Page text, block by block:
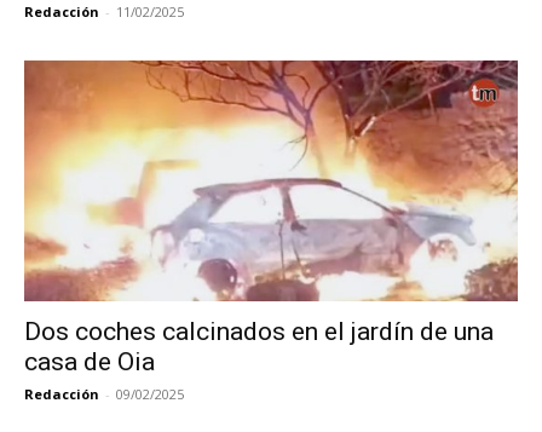
Redacción - 11/02/2025
Dos coches calcinados en el jardín de una
casa de Oia
Redacción - 09/02/2025